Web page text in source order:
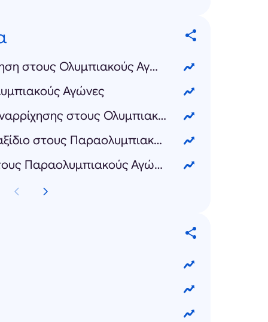
Καλλιτεχνική κολύμβηση στους Ολυμπιακούς Αγώνες
Αγώνες
Σύνθετο αθλητικής αναρρίχησης στους Ολυμπιακούς Αγώνες
Αντισφαίριση με αμαξίδιο στους Παραολυμπιακούς Αγώνες
Δυναμικό τρίαθλο στους Παραολυμπιακούς Αγώνες